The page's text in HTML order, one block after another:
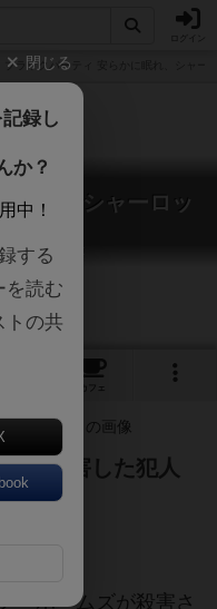
ブラックパーティ 安らかに眠れ、シャー
眠れ、シャーロッ
Sherlock
カフェ
を殺害した犯人
・ホームズが殺害さ
閉じる
録し
か？
中！
する
を読む
トの共